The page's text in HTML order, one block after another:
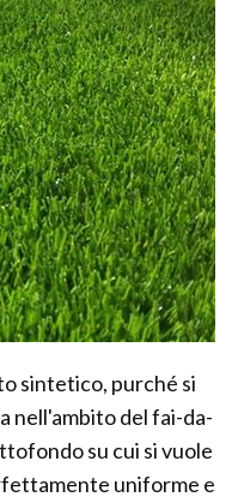
sintetico, purché si
nell'ambito del fai-da-
su cui si vuole
uniforme e